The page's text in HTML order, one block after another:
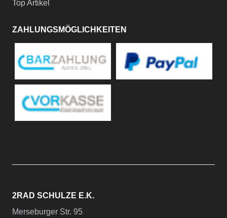
Top Artikel
ZAHLUNGSMÖGLICHKEITEN
2RAD SCHULZE E.K.
Merseburger Str. 95